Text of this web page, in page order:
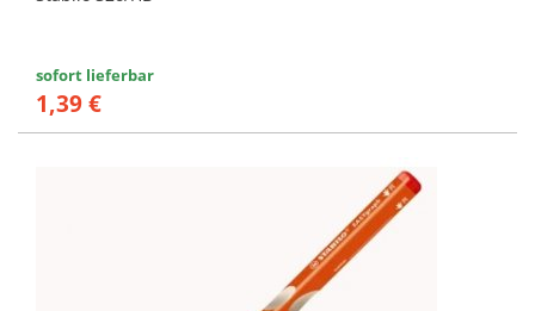
sofort lieferbar
1,39 €